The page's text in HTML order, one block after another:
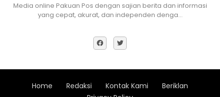
Media online Pakuan Pos dengan sajian berita dan informasi
yang cepat, akurat, dan independen denga…
Home Redaksi Kontak Kami
Beriklan